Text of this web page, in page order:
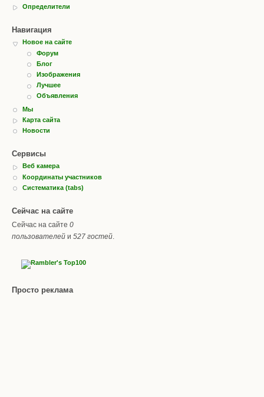
Определители
Навигация
Новое на сайте
Форум
Блог
Изображения
Лучшее
Объявления
Мы
Карта сайта
Новости
Сервисы
Веб камера
Координаты участников
Систематика (tabs)
Сейчас на сайте
Сейчас на сайте 0
пользователей и 527 гостей.
Просто реклама